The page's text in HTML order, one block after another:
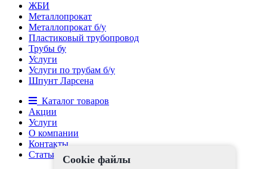
ЖБИ
Металлопрокат
Металлопрокат б/у
Пластиковый трубопровод
Трубы бу
Услуги
Услуги по трубам б/у
Шпунт Ларсена
Каталог товаров
Акции
Услуги
О компании
Контакты
Статьи
Cookie файлы